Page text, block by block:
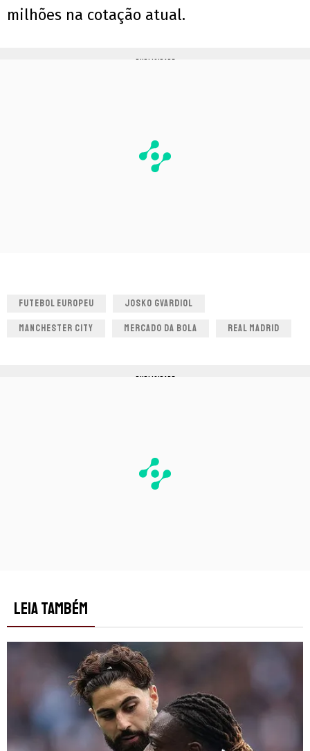
milhões na cotação atual.
PUBLICIDADE
FUTEBOL EUROPEU JOSKO GVARDIOL
MANCHESTER CITY MERCADO DA BOLA REAL MADRID
PUBLICIDADE
LEIA TAMBÉM